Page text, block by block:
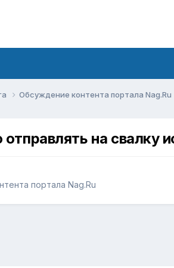
Обсуждение контента портала Nag.Ru
на свалку
портала Nag.Ru